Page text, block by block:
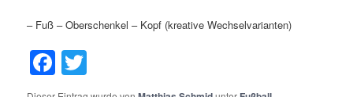
– Fuß – Oberschenkel – Kopf (kreative Wechselvarianten)
Facebook